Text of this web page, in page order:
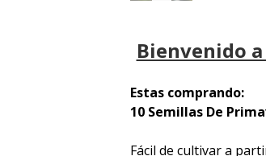
Bienvenido a
Estas comprando:
10 Semillas De
Fácil de cultivar a